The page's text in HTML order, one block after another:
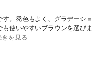
。発色もよく、グラデーショ
使いやすいブラウンを選びま
きを見る